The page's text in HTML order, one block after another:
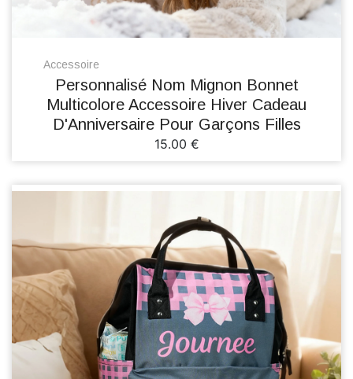
Accessoire
Personnalisé Nom Mignon Bonnet
Multicolore Accessoire Hiver Cadeau
D'Anniversaire Pour Garçons Filles
15.00 €